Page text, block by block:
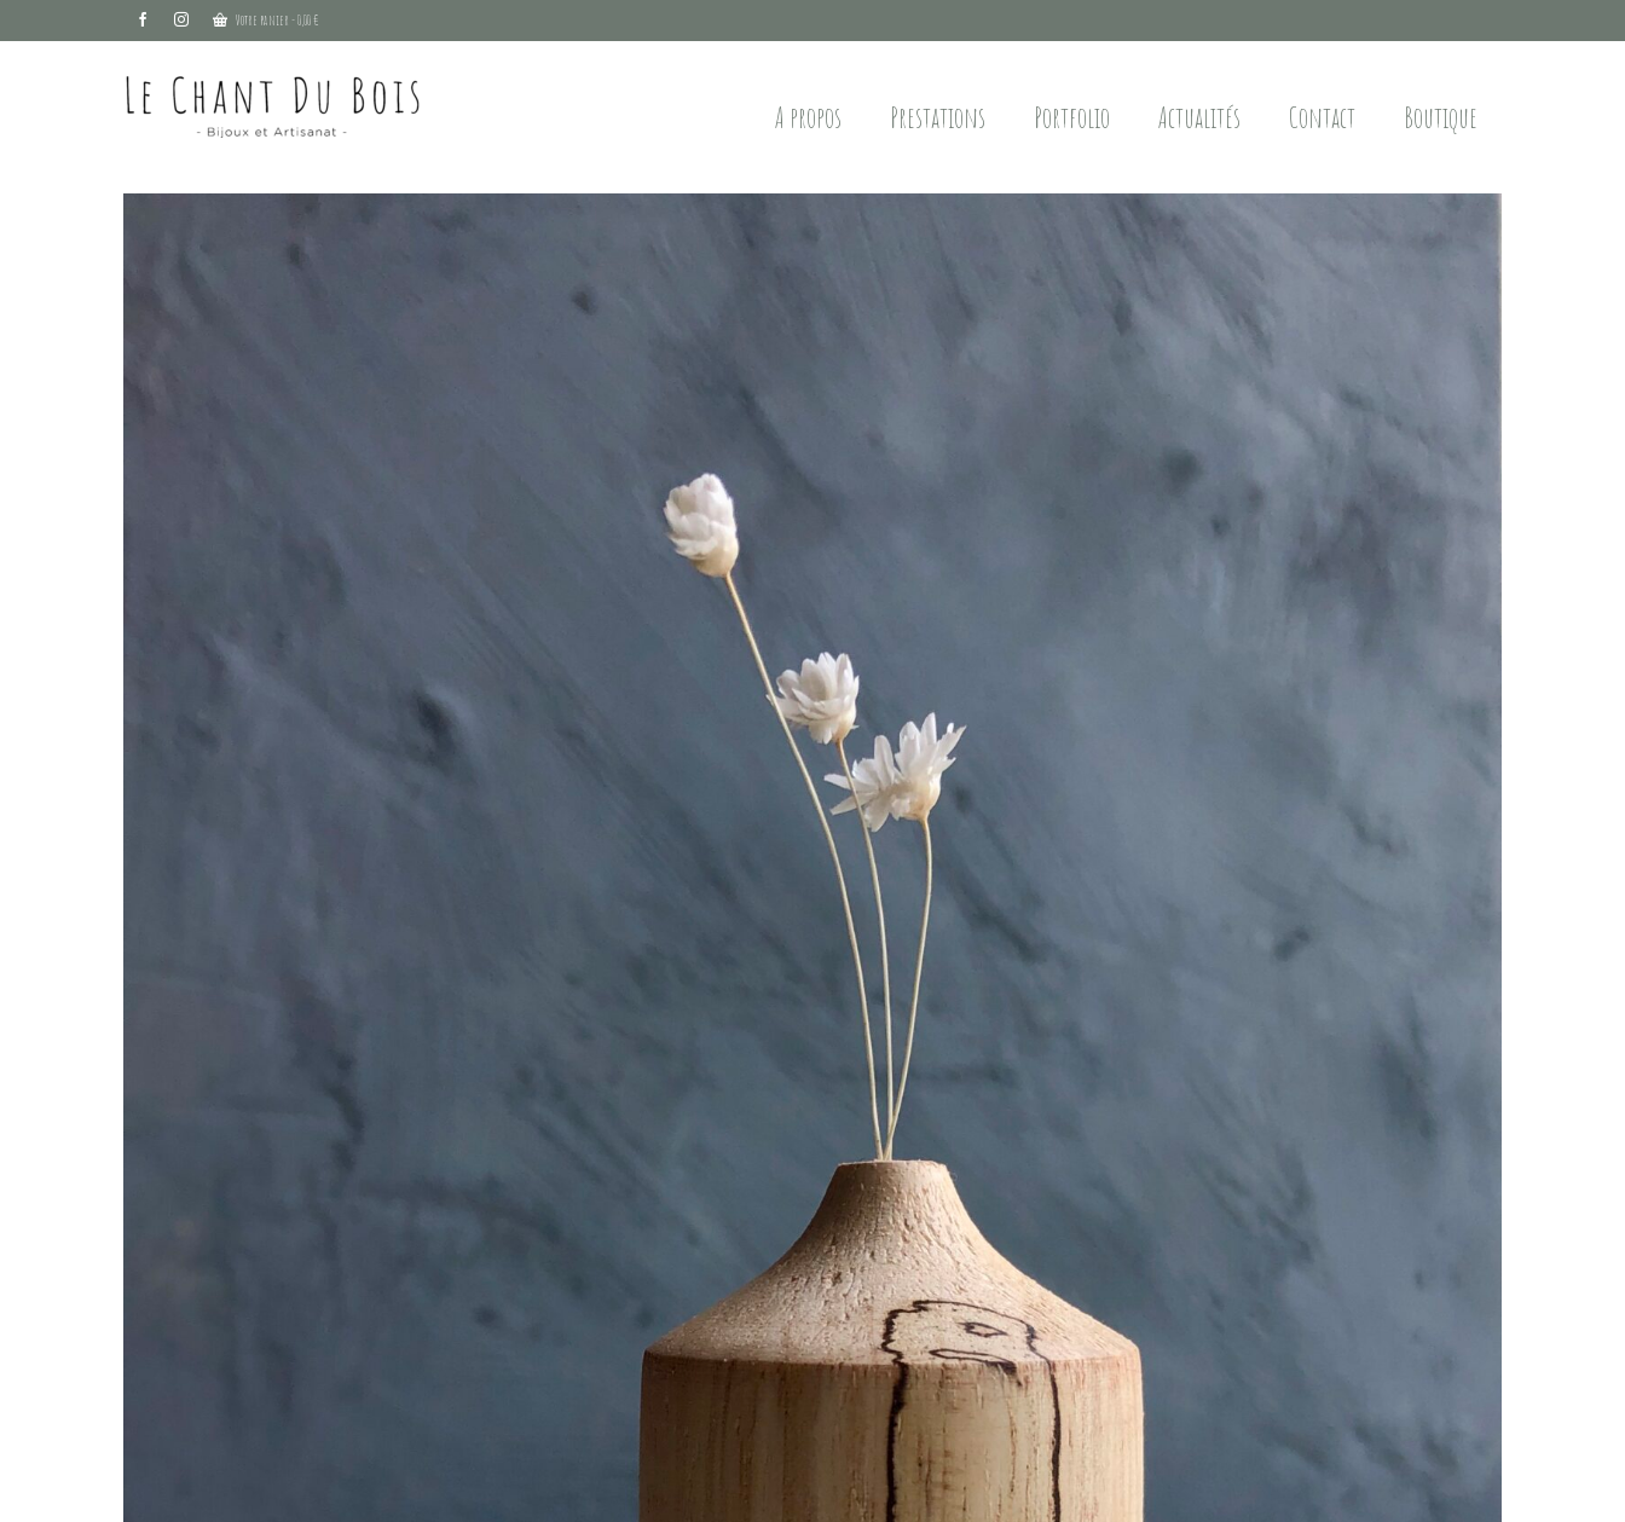
Votre panier -0,00€
A propos Prestations Portfolio Actualités Contact Boutique